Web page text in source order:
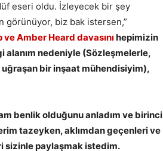
eseri oldu. İzleyecek bir şey
görünüyor, biz bak istersen,”
ve Amber Heard davasınıhepimizin
nedeniyle (Sözleşmelerle,
bir inşaat mühendisiyim),
benlik olduğunu anladım ve birinci
tazeyken, aklımdan geçenleri ve
sizinle paylaşmak istedim.